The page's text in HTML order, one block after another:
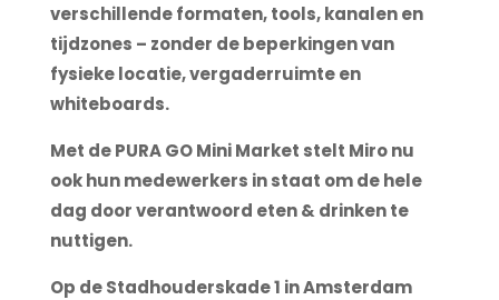
verschillende formaten, tools, kanalen en
tijdzones – zonder de beperkingen van
fysieke locatie, vergaderruimte en
whiteboards.
Met de PURA GO Mini Market stelt Miro nu
ook hun medewerkers in staat om de hele
dag door verantwoord eten & drinken te
nuttigen.
Op de Stadhouderskade 1 in Amsterdam